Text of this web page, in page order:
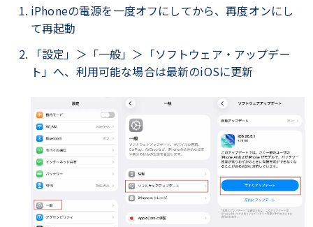
iPhoneの電源を一度オフにしてから、再度オンにし
て再起動
「設定」＞「一般」＞「ソフトウェア・アップデー
ト」へ、利用可能な場合は最新のiOSに更新